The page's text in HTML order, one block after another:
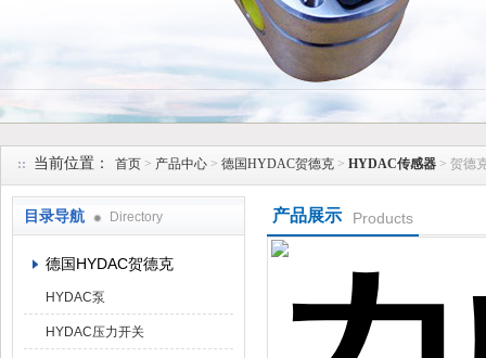
上海维特锐实业发展有限公司
当前位置： 首页 > 产品中心 > 德国HYDAC贺德克 > HYDAC传感器 > 贺德
目录导航 Directory
德国HYDAC贺德克
HYDAC泵
HYDAC压力开关
产品展示 Products